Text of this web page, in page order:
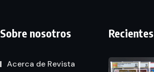
Sobre nosotros
Acerca de Revista
Recientes